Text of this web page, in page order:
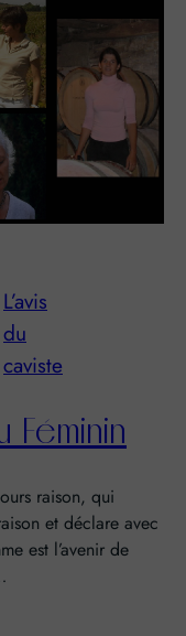
L’avis
du
caviste
Féminin
raison, qui
et déclare avec
est l’avenir de